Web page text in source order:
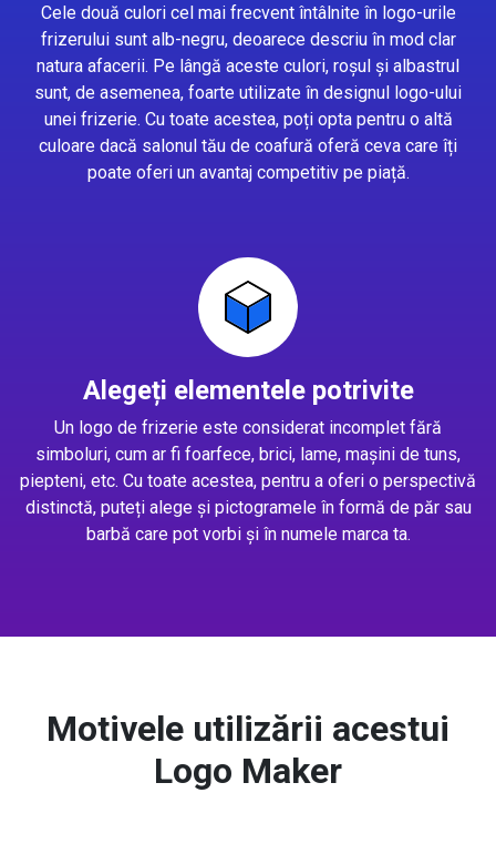
Cele două culori cel mai frecvent întâlnite în logo-urile
frizerului sunt alb-negru, deoarece descriu în mod clar
natura afacerii. Pe lângă aceste culori, roșul și albastrul
sunt, de asemenea, foarte utilizate în designul logo-ului
unei frizerie. Cu toate acestea, poți opta pentru o altă
culoare dacă salonul tău de coafură oferă ceva care îți
poate oferi un avantaj competitiv pe piață.
Alegeți elementele potrivite
Un logo de frizerie este considerat incomplet fără
simboluri, cum ar fi foarfece, brici, lame, mașini de tuns,
piepteni, etc. Cu toate acestea, pentru a oferi o perspectivă
distinctă, puteți alege și pictogramele în formă de păr sau
barbă care pot vorbi și în numele marca ta.
Motivele utilizării acestui
Logo Maker